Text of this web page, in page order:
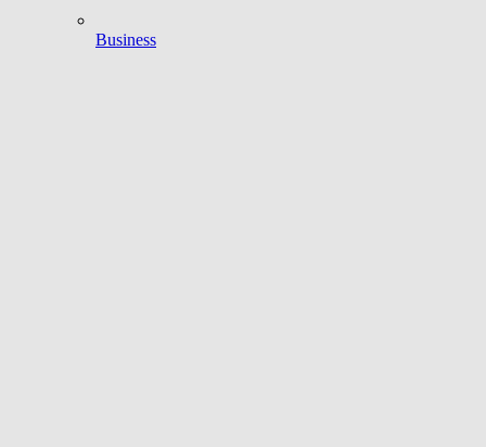
Business